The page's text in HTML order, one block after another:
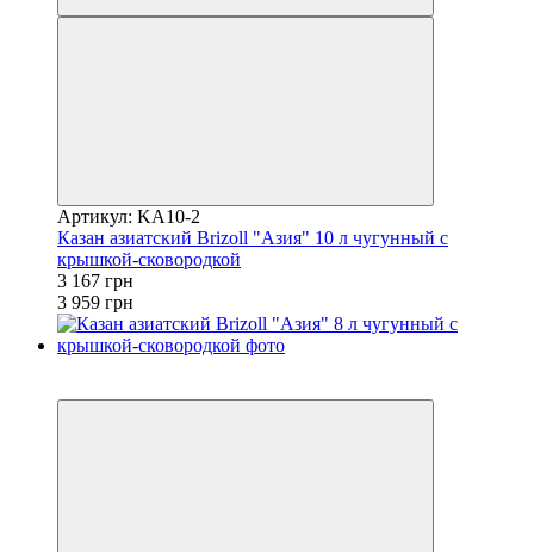
Артикул: KA10-2
Казан азиатский Brizoll "Азия" 10 л чугунный с
крышкой-сковородкой
3 167 грн
3 959 грн